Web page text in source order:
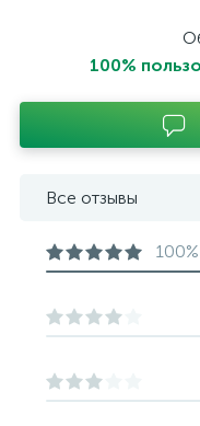
100%
Все отзывы
100%